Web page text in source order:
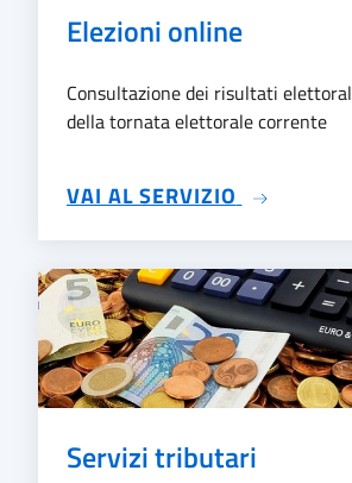
Elezioni online
Consultazione dei risultati
della tornata elettorale corrente
VAI AL SERVIZIO SU
Servizi tributari